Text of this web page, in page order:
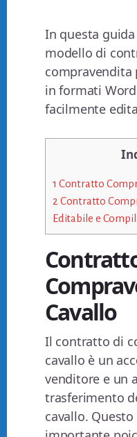
In questa
modello di
compravendita
in formati Word
facilmente
1 Contratto
2 Contratto
Editabile e
Cavallo
Il contratto di
cavallo è un
venditore e un
trasferimento
cavallo.